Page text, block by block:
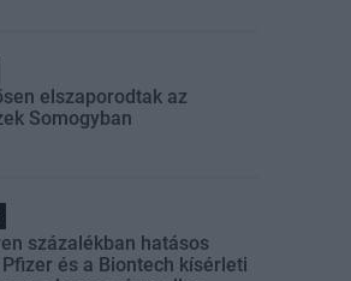
elszaporodtak az
Somogyban
százalékban hatásos
és a Biontech kísérleti